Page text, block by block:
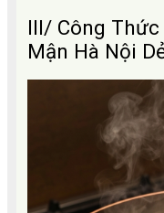
III/ Công
Mận Hà Nội